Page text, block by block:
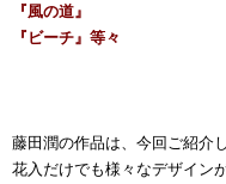
『風の道』
『ビーチ』等々
藤田潤の作品は、今回ご紹介
花入だけでも様々なデザイン